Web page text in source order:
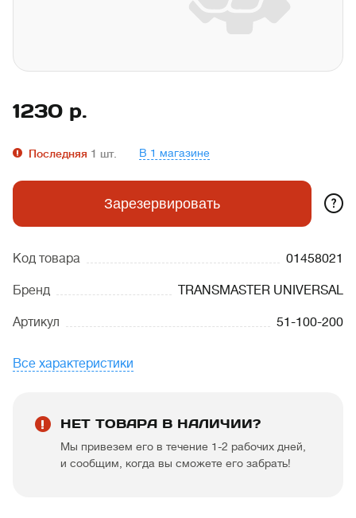
1230 р.
Последняя 1 шт. В 1 магазине
Зарезервировать ?
Код товара 01458021
Бренд TRANSMASTER UNIVERSAL
Артикул 51-100-200
Все характеристики
НЕТ ТОВАРА В НАЛИЧИИ?
Мы привезем его в течение 1-2 рабочих дней,
и сообщим, когда вы сможете его забрать!